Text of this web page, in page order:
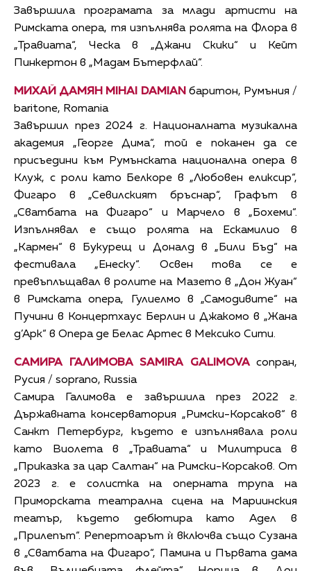
Завършила програмата за млади артисти на
Римската опера, тя изпълнява ролята на Флора в
„Травиата“, Ческа в „Джани Скики“ и Кейт
Пинкертон в „Мадам Бътерфлай“.
МИХАЙ ДАМЯН MIHAI DAMIAN баритон, Румъния /
baritone, Romania
Завършил през 2024 г. Националната музикална
академия „Георге Дима“, той е поканен да се
присъедини към Румънската национална опера в
Клуж, с роли като Белкоре в „Любовен еликсир“,
Фигаро в „Севилският бръснар“, Графът в
„Сватбата на Фигаро“ и Марчело в „Бохеми“.
Изпълнявал е също ролята на Ескамилио в
„Кармен“ в Букурещ и Доналд в „Били Бъд“ на
фестивала „Енеску“. Освен това се е
превъплъщавал в ролите на Мазето в „Дон Жуан“
в Римската опера, Гулиелмо в „Самодивите“ на
Пучини в Концертхаус Берлин и Джакомо в „Жана
д’Арк“ в Опера де Белас Артес в Мексико Сити.
САМИРА ГАЛИМОВА SAMIRA GALIMOVAсопран,
Русия / soprano, Russia
Самира Галимова е завършила през 2022 г.
Държавната консерватория „Римски-Корсаков“ в
Санкт Петербург, където е изпълнявала роли
като Виолета в „Травиата“ и Милитриса в
„Приказка за цар Салтан“ на Римски-Корсаков. От
2023 г. е солистка на оперната трупа на
Приморската театрална сцена на Мариинския
театър, където дебютира като Адел в
„Прилепът“. Репертоарът ѝ включва също Сузана
в „Сватбата на Фигаро“, Памина и Първата дама